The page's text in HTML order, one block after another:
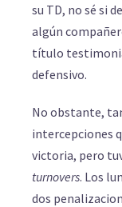
su TD, no sé si
algún
título
defensivo.
No obstante,
intercepciones
victoria, pero
turnovers. Los
dos